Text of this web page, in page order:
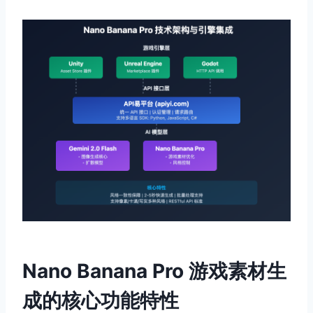
Nano Banana Pro 游戏素材生
成的核心功能特性